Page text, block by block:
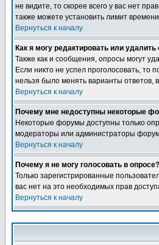
не видите, то скорее всего у вас нет
также можете установить лимит
Вернуться к началу
Как я могу редактировать или удалить
Также как и сообщения, опросы могут
Если никто не успел проголосовать, то
нельзя было менять варианты ответов,
Вернуться к началу
Почему мне недоступны некоторые
Некоторые форумы доступны только
модераторы или администраторы
Вернуться к началу
Почему я не могу голосовать в опросе?
Только зарегистрированные
вас нет на это необходимых прав
Вернуться к началу